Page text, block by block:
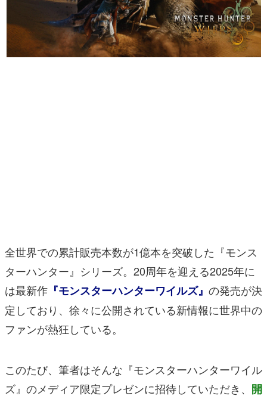
なんでゲームは面白い？
ゲーム開発者・hamatsu氏がゲームの魅力を画面や操作の
具体的な形から解き明かしていく、硬派で骨太な評論連載
です。
その他
電ファミニコゲーマーとは？
運営：株式会社マレ
全世界での累計販売本数が1億本を突破した『モンス
ターハンター』シリーズ。20周年を迎える2025年に
は最新作 『モンスターハンターワイルズ』 の発売が決
定しており、徐々に公開されている新情報に世界中の
ファンが熱狂している。
このたび、筆者はそんな『モンスターハンターワイル
ズ』のメディア限定プレゼンに招待していただき、 開